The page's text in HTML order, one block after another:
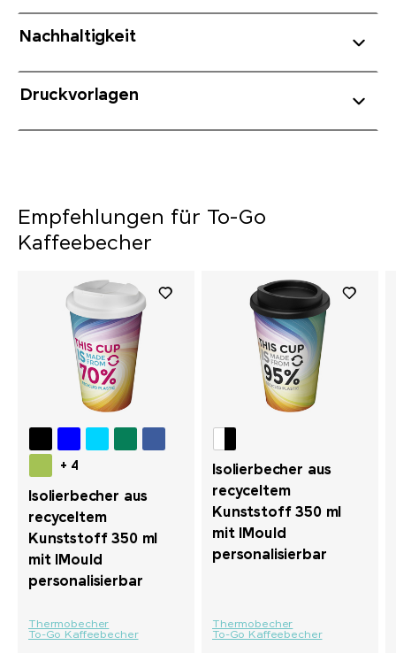
Nachhaltigkeit
Druckvorlagen
Empfehlungen für To-Go
Kaffeebecher
+ 4
Isolierbecher aus
recyceltem
Kunststoff 350 ml
mit IMould
personalisierbar
Thermobecher
To-Go Kaffeebecher
Isolierbecher aus
recyceltem
Kunststoff 350 ml
mit IMould
personalisierbar
Thermobecher
To-Go Kaffeebecher